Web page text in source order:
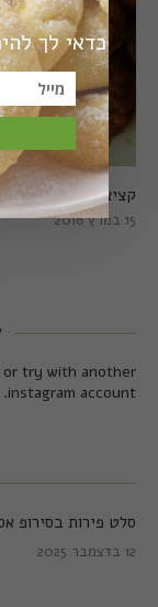
קציצות כרישה
15 במרץ 2018
or try with another
instagram account.
סלט פירות בסירופ
12 בדצמבר 2025
כדאי לך